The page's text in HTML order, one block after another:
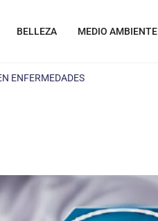
BELLEZA MEDIO AMBIENTE
ENFERMEDADES